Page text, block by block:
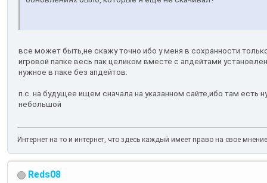
все может быть,не скажу точно ибо у меня в сохранности
игровой папке весь пак целиком вместе с апдейтами
нужное в паке без апдейтов.
п.с. на будущее ищем сначала на указанном сайте,ибо там есть
небольшой
Интернет на то и интернет, что здесь каждый имеет право на свое
Reds08